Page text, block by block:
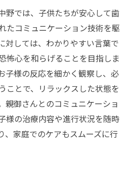
野では、子供たちが安心して歯
たコミュニケーション技術を駆
対しては、わかりやすい言葉で
怖心を和らげることを目指しま
子様の反応を細かく観察し、必
ことで、リラックスした状態を
親御さんとのコミュニケーショ
様の治療内容や進行状況を随時
、家庭でのケアもスムーズに行